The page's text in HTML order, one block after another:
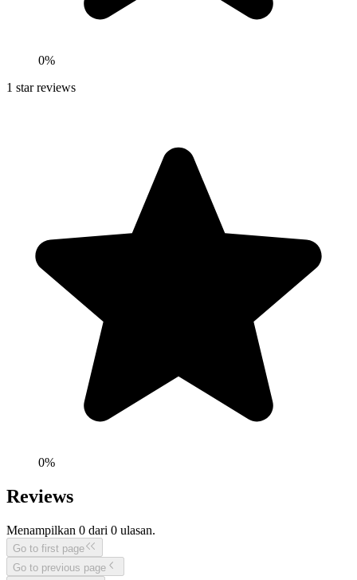
0%
1 star reviews
0%
Reviews
Menampilkan 0 dari 0 ulasan.
Go to first page
Go to previous page